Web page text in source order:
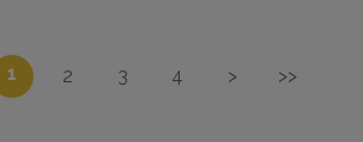
1 2 3 4 > >>